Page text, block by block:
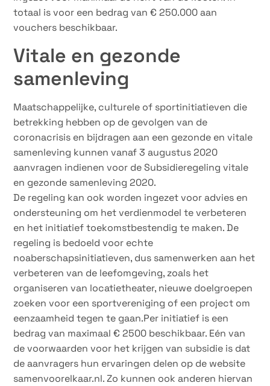
totaal is voor een bedrag van € 250.000 aan
vouchers beschikbaar.
Vitale en gezonde
samenleving
Maatschappelijke, culturele of sportinitiatieven die
betrekking hebben op de gevolgen van de
coronacrisis en bijdragen aan een gezonde en vitale
samenleving kunnen vanaf 3 augustus 2020
aanvragen indienen voor de Subsidieregeling vitale
en gezonde samenleving 2020.
De regeling kan ook worden ingezet voor advies en
ondersteuning om het verdienmodel te verbeteren
en het initiatief toekomstbestendig te maken. De
regeling is bedoeld voor echte
noaberschapsinitiatieven, dus samenwerken aan het
verbeteren van de leefomgeving, zoals het
organiseren van locatietheater, nieuwe doelgroepen
zoeken voor een sportvereniging of een project om
eenzaamheid tegen te gaan.Per initiatief is een
bedrag van maximaal € 2500 beschikbaar. Eén van
de voorwaarden voor het krijgen van subsidie is dat
de aanvragers hun ervaringen delen op de website
samenvoorelkaar.nl. Zo kunnen ook anderen hiervan